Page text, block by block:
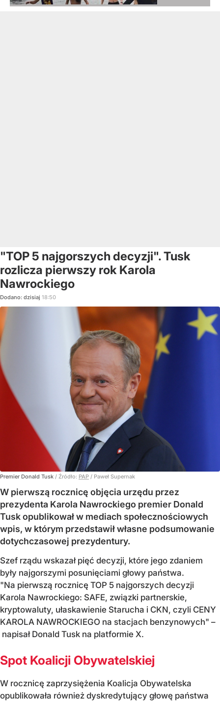
"TOP 5 najgorszych decyzji". Tusk
rozlicza pierwszy rok Karola
Nawrockiego
Dodano: dzisiaj 18:50
Premier Donald Tusk / Źródło: PAP / Paweł Supernak
W pierwszą rocznicę objęcia urzędu przez
prezydenta Karola Nawrockiego premier Donald
Tusk opublikował w mediach społecznościowych
wpis, w którym przedstawił własne podsumowanie
dotychczasowej prezydentury.
Szef rządu wskazał pięć decyzji, które jego zdaniem
były najgorszymi posunięciami głowy państwa.
"Na pierwszą rocznicę TOP 5 najgorszych decyzji
Karola Nawrockiego: SAFE, związki partnerskie,
kryptowaluty, ułaskawienie Starucha i CKN, czyli CENY
KAROLA NAWROCKIEGO na stacjach benzynowych" –
napisał Donald Tusk na platformie X.
Spot Koalicji Obywatelskiej
W rocznicę zaprzysiężenia Koalicja Obywatelska
opublikowała również dyskredytujący głowę państwa